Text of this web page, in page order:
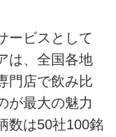
ービスとして
は、全国各地
門店で飲み比
が最大の魅力
数は50社100銘